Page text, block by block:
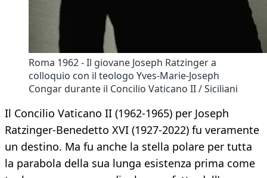
Roma 1962 - Il giovane Joseph Ratzinger a
colloquio con il teologo Yves-Marie-Joseph
Congar durante il Concilio Vaticano II / Siciliani
Il Concilio Vaticano II (1962-1965) per Joseph
Ratzinger-Benedetto XVI (1927-2022) fu veramente
un destino. Ma fu anche la stella polare per tutta
la parabola della sua lunga esistenza prima come